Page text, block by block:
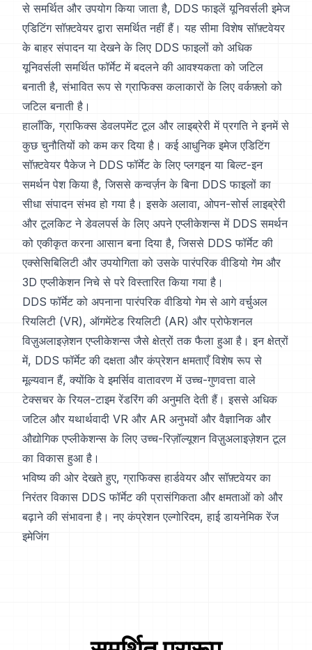
से समर्थित और उपयोग किया जाता है, DDS फाइलें यूनिवर्सली इमेज
एडिटिंग सॉफ़्टवेयर द्वारा समर्थित नहीं हैं। यह सीमा विशेष सॉफ़्टवेयर
के बाहर संपादन या देखने के लिए DDS फाइलों को अधिक
यूनिवर्सली समर्थित फॉर्मेट में बदलने की आवश्यकता को जटिल
बनाती है, संभावित रूप से ग्राफिक्स कलाकारों के लिए वर्कफ़्लो को
जटिल बनाती है।
हालाँकि, ग्राफिक्स डेवलपमेंट टूल और लाइब्रेरी में प्रगति ने इनमें से
कुछ चुनौतियों को कम कर दिया है। कई आधुनिक इमेज एडिटिंग
सॉफ़्टवेयर पैकेज ने DDS फॉर्मेट के लिए प्लगइन या बिल्ट-इन
समर्थन पेश किया है, जिससे कन्वर्ज़न के बिना DDS फाइलों का
सीधा संपादन संभव हो गया है। इसके अलावा, ओपन-सोर्स लाइब्रेरी
और टूलकिट ने डेवलपर्स के लिए अपने एप्लीकेशन्स में DDS समर्थन
को एकीकृत करना आसान बना दिया है, जिससे DDS फॉर्मेट की
एक्सेसिबिलिटी और उपयोगिता को उसके पारंपरिक वीडियो गेम और
3D एप्लीकेशन निचे से परे विस्तारित किया गया है।
DDS फॉर्मेट को अपनाना पारंपरिक वीडियो गेम से आगे वर्चुअल
रियलिटी (VR), ऑगमेंटेड रियलिटी (AR) और प्रोफेशनल
विज़ुअलाइज़ेशन एप्लीकेशन्स जैसे क्षेत्रों तक फैला हुआ है। इन क्षेत्रों
में, DDS फॉर्मेट की दक्षता और कंप्रेशन क्षमताएँ विशेष रूप से
मूल्यवान हैं, क्योंकि वे इमर्सिव वातावरण में उच्च-गुणवत्ता वाले
टेक्सचर के रियल-टाइम रेंडरिंग की अनुमति देती हैं। इससे अधिक
जटिल और यथार्थवादी VR और AR अनुभवों और वैज्ञानिक और
औद्योगिक एप्लीकेशन्स के लिए उच्च-रिज़ॉल्यूशन विज़ुअलाइज़ेशन टूल
का विकास हुआ है।
भविष्य की ओर देखते हुए, ग्राफिक्स हार्डवेयर और सॉफ़्टवेयर का
निरंतर विकास DDS फॉर्मेट की प्रासंगिकता और क्षमताओं को और
बढ़ाने की संभावना है। नए कंप्रेशन एल्गोरिदम, हाई डायनेमिक रेंज
इमेजिंग